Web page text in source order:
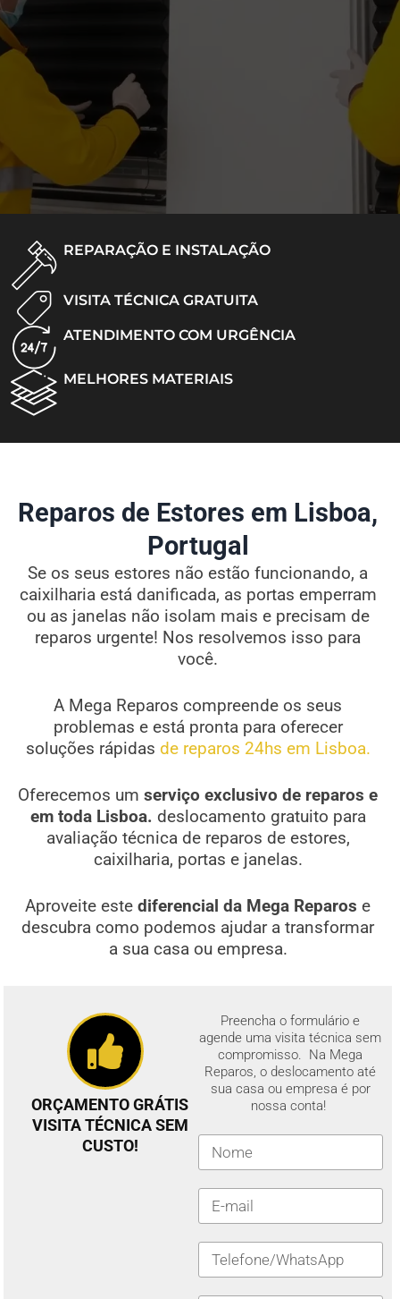
REPARAÇÃO E INSTALAÇÃO
VISITA TÉCNICA GRATUITA
ATENDIMENTO COM URGÊNCIA
MELHORES MATERIAIS
Reparos de Estores em Lisboa,
Portugal
Se os seus estores não estão funcionando, a
caixilharia está danificada, as portas emperram
ou as janelas não isolam mais e precisam de
reparos urgente! Nos resolvemos isso para
você.
A Mega Reparos compreende os seus
problemas e está pronta para oferecer
soluções rápidas de reparos 24hs em Lisboa.
Oferecemos um serviço exclusivo de reparos e
em toda Lisboa. deslocamento gratuito para
avaliação técnica de reparos de estores,
caixilharia, portas e janelas.
Aproveite estediferencial da Mega Reparos e
descubra como podemos ajudar a transformar
a sua casa ou empresa.
ORÇAMENTO GRÁTIS
VISITA TÉCNICA SEM
CUSTO!
Preencha o formulário e
agende uma visita técnica sem
compromisso. Na Mega
Reparos, o deslocamento até
sua casa ou empresa é por
nossa conta!